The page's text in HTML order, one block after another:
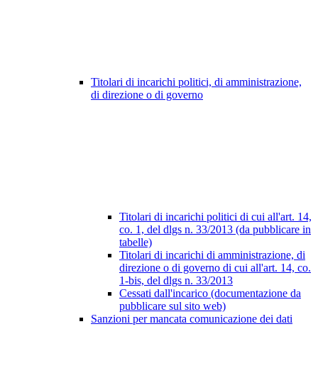
Titolari di incarichi politici, di amministrazione,
di direzione o di governo
Titolari di incarichi politici di cui all'art. 14,
co. 1, del dlgs n. 33/2013 (da pubblicare in
tabelle)
Titolari di incarichi di amministrazione, di
direzione o di governo di cui all'art. 14, co.
1-bis, del dlgs n. 33/2013
Cessati dall'incarico (documentazione da
pubblicare sul sito web)
Sanzioni per mancata comunicazione dei dati